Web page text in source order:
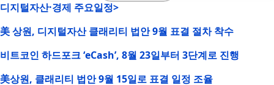
디지털자산·경제 주요일정>
美 상원, 디지털자산 클래리티 법안 9월 표결 절차 착수
비트코인 하드포크 ‘eCash’, 8월 23일부터 3단계로 진행
美상원, 클래리티 법안 9월 15일로 표결 일정 조율